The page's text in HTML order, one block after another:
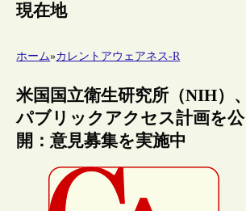
現在地
ホーム»カレントアウェアネス-R
米国国立衛生研究所（NIH）、
パブリックアクセス計画を公
開：意見募集を実施中